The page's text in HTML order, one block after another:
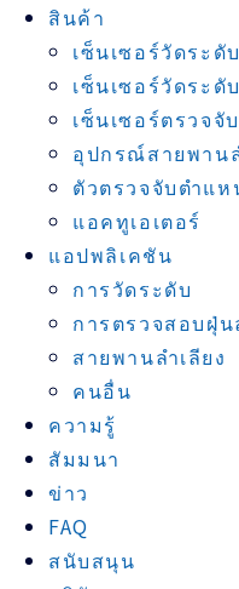
สินค้า
เซ็นเซอร์วัดระดั
เซ็นเซอร์วัดระดั
เซ็นเซอร์ตรวจจั
อุปกรณ์สายพานล
ตัวตรวจจับตำแห
แอคทูเอเตอร์
แอปพลิเคชัน
การวัดระดับ
การตรวจสอบฝุ่น
สายพานลำเลียง
คนอื่น
ความรู้
สัมมนา
ข่าว
FAQ
สนับสนุน